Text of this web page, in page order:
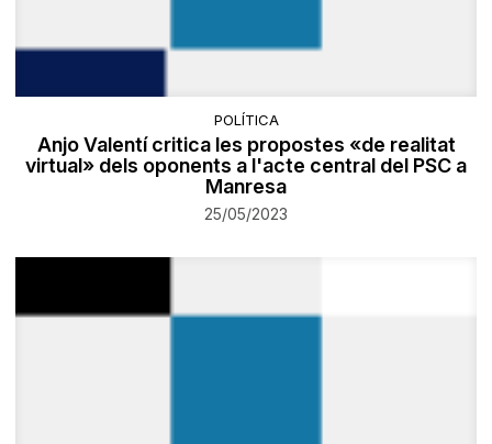
POLÍTICA
Anjo Valentí critica les propostes «de realitat
virtual» dels oponents a l'acte central del PSC a
Manresa
25/05/2023